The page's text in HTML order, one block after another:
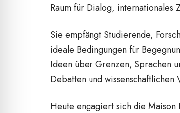
Raum für Dialog, internationales
Sie empfängt Studierende,
ideale Bedingungen für
Ideen über Grenzen, Sprachen
Debatten und wissenschaftlichen
Heute engagiert sich die